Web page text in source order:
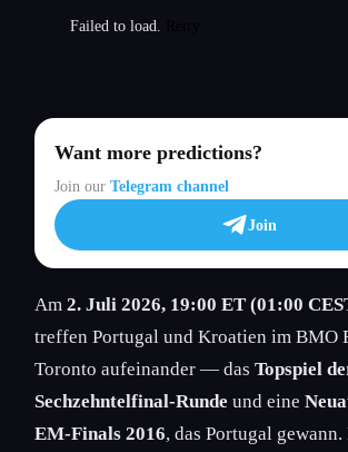
Failed to load.
Want more predictions?
Join our Telegram channel
Join
Am 2. Juli 2026, 19:00 ET (01:00
treffen Portugal und Kroatien im BMO
Toronto aufeinander — das Topspiel
Sechzehntelfinal-Runde und eine
EM-Finals 2016, das Portugal